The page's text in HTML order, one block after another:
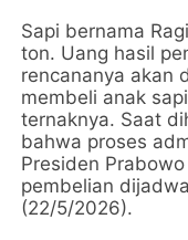
Sapi bernama
ton. Uang hasil
rencananya akan
membeli anak
ternaknya. Saat
bahwa proses
Presiden
pembelian
(22/5/2026).